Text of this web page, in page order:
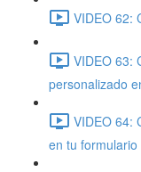
VIDEO 62:
VIDEO 63:
personalizado
VIDEO 64:
en tu formulario